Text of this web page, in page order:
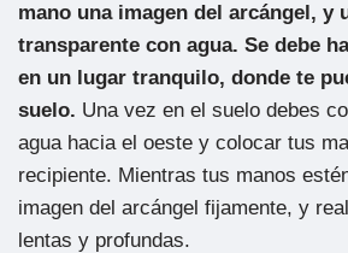
mano una imagen del arcángel, y
transparente con agua. Se debe
en un lugar tranquilo, donde te
suelo. Una vez en el suelo debes
agua hacia el oeste y colocar tus
recipiente. Mientras tus manos
imagen del arcángel fijamente, y
lentas y profundas.